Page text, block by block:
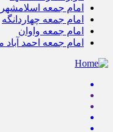
امام جمعه اسلامشهر
امام جمعه چهاردانگه
امام جمعه واوان
امام جمعه احمد